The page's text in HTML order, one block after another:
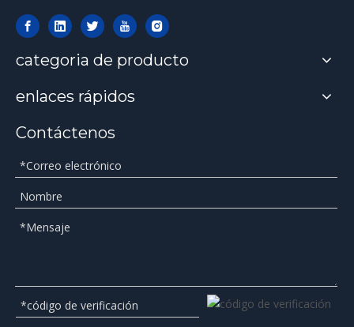
categoria de producto
enlaces rápidos
Contáctenos